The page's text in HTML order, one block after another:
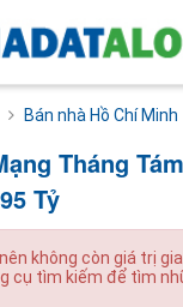
Bán nhà Hồ Chí Minh
Tháng
Tỷ
nên không còn giá trị
cụ tìm kiếm để tìm